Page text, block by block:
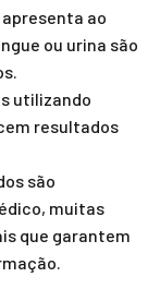
ao
ou urina são
utilizando
resultados
são
muitas
que garantem